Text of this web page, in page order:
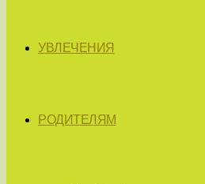
УВЛЕЧЕНИЯ
РОДИТЕЛЯМ